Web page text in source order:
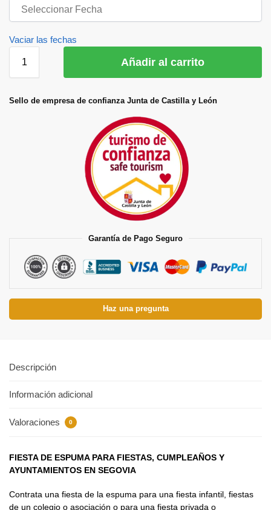
Vaciar las fechas
Añadir al carrito
Sello de empresa de confianza Junta de Castilla y León
Garantía de Pago Seguro
Haz una pregunta
Descripción
Información adicional
Valoraciones 0
FIESTA DE ESPUMA PARA FIESTAS, CUMPLEAÑOS Y
AYUNTAMIENTOS EN SEGOVIA
Contrata una fiesta de la espuma para una fiesta infantil, fiestas
de un colegio o asociación o para una fiesta privada o